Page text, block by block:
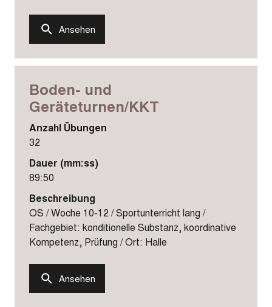
Ansehen
Boden- und
Geräteturnen/KKT
Anzahl Übungen
32
Dauer (mm:ss)
89:50
Beschreibung
OS / Woche 10-12 / Sportunterricht lang /
Fachgebiet: konditionelle Substanz, koordinative
Kompetenz, Prüfung / Ort: Halle
Ansehen